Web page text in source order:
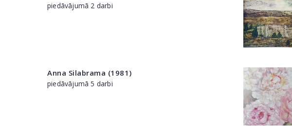
piedāvājumā 2 darbi
Anna Silabrama (1981)
piedāvājumā 5 darbi